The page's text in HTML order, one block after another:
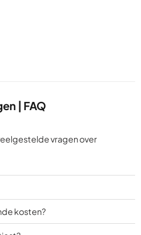
| FAQ
vragen over
kosten?